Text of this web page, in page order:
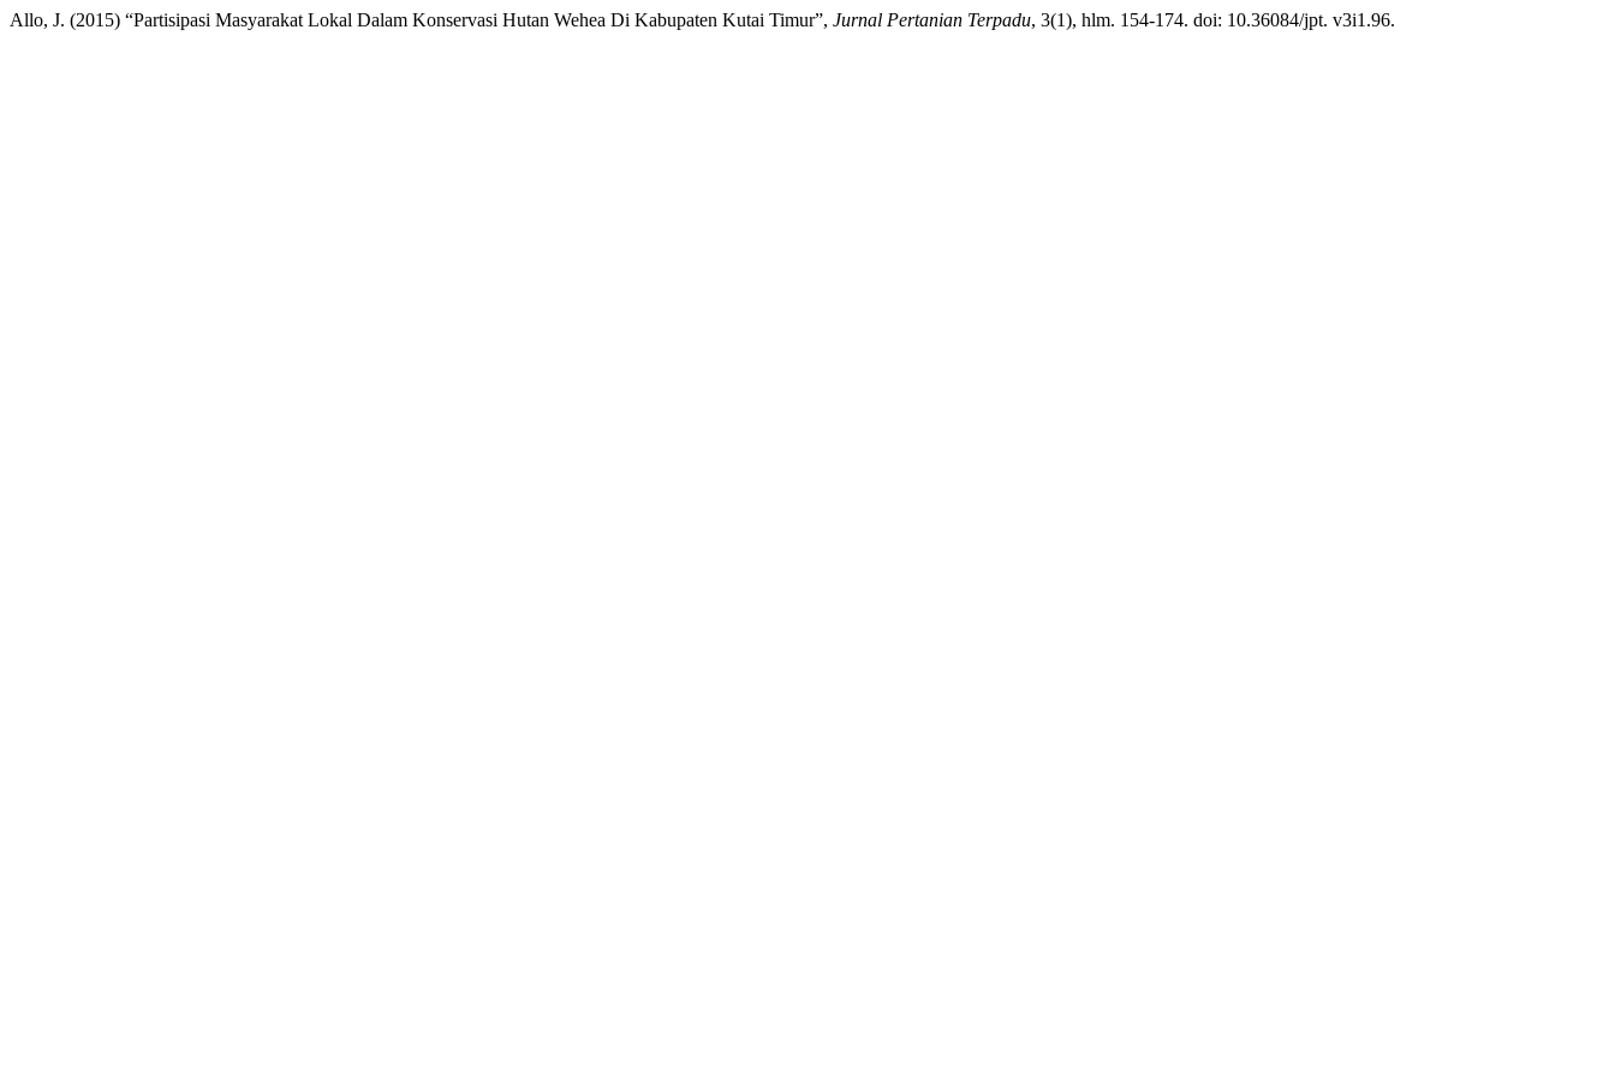
Allo, J. (2015) “Partisipasi Masyarakat Lokal Dalam Konservasi Hutan Wehea Di Kabupaten Kutai Timur”, Jurnal Pertanian Terpadu, 3(1), hlm. 154-174. doi: 10.36084/jpt. v3i1.96.